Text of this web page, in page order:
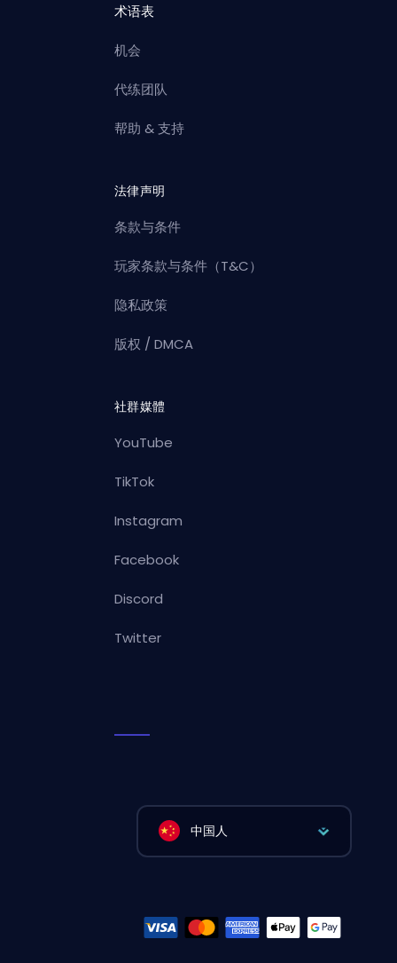
术语表
机会
代练团队
帮助 & 支持
法律声明
条款与条件
玩家条款与条件（T&C）
隐私政策
版权 / DMCA
社群媒體
YouTube
TikTok
Instagram
Facebook
Discord
Twitter
中国人